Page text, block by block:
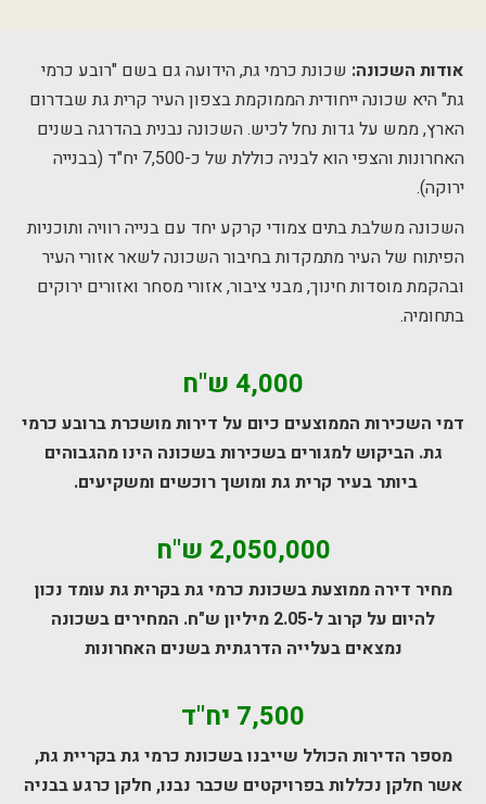
אודות השכונה: שכונת כרמי גת, הידועה גם בשם "רובע כרמי
גת" היא שכונה ייחודית הממוקמת בצפון העיר קרית גת שבדרום
הארץ, ממש על גדות נחל לכיש. השכונה נבנית בהדרגה בשנים
האחרונות והצפי הוא לבניה כוללת של כ-7,500 יח"ד (בבנייה
ירוקה).
השכונה משלבת בתים צמודי קרקע יחד עם בנייה רוויה ותוכניות
הפיתוח של העיר מתמקדות בחיבור השכונה לשאר אזורי העיר
ובהקמת מוסדות חינוך, מבני ציבור, אזורי מסחר ואזורים ירוקים
בתחומיה.
4,000 ש"ח
דמי השכירות הממוצעים כיום על דירות מושכרת ברובע כרמי
גת. הביקוש למגורים בשכירות בשכונה הינו מהגבוהים
ביותר בעיר קרית גת ומושך רוכשים ומשקיעים.
2,050,000 ש"ח
מחיר דירה ממוצעת בשכונת כרמי גת בקרית גת עומד נכון
להיום על קרוב ל-2.05 מיליון ש"ח. המחירים בשכונה
נמצאים בעלייה הדרגתית בשנים האחרונות
7,500 יח"ד
מספר הדירות הכולל שייבנו בשכונת כרמי גת בקריית גת,
אשר חלקן נכללות בפרויקטים שכבר נבנו, חלקן כרגע בבניה